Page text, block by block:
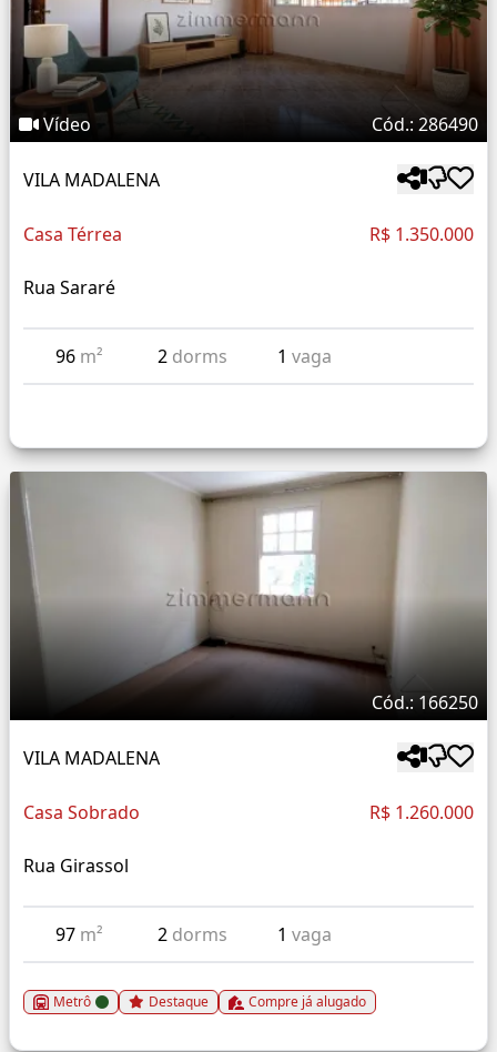
Vídeo Cód.: 286490
VILA MADALENA
Casa Térrea R$ 1.350.000
Rua Sararé
96 m² 2 dorms 1vaga
Cód.: 166250
VILA MADALENA
Casa Sobrado R$ 1.260.000
Rua Girassol
97 m² 2 dorms 1vaga
Metrô Destaque Compre já alugado